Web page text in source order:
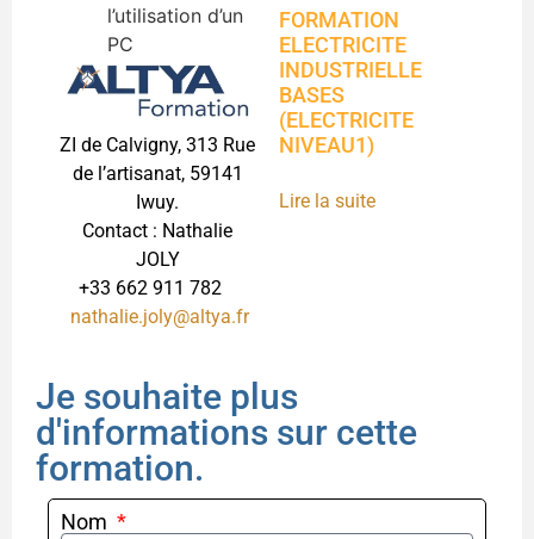
l’utilisation d’un
PC
ZI de Calvigny, 313 Rue
de l’artisanat, 59141
Iwuy.
Contact : Nathalie
JOLY
+33 662 911 782
nathalie.joly@altya.fr
FORMATION
ELECTRICITE
INDUSTRIELLE
BASES
(ELECTRICITE
NIVEAU1)
Lire la suite
Je souhaite plus
d'informations sur cette
formation.
Nom